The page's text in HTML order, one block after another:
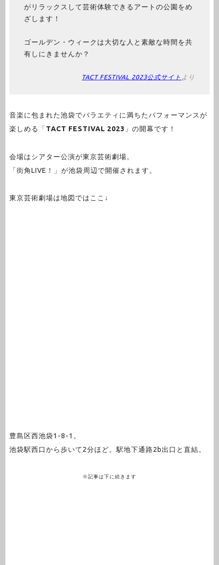
がリラックスして芸術体験できるアートの公園をめ
ざします！
ゴールデン・ウィークは大切な人と素敵な時間を共
有しにきませんか？
TACT FESTIVAL 2023公式サイト より
音楽に包まれた池袋でバラエティに満ちたパフォーマンスが
楽しめる「 TACT FESTIVAL 2023 」の開幕です！
会場はシアター公演が東京芸術劇場。
「街角LIVE！」が池袋周辺で開催されます。
東京芸術劇場は地図ではここ↓
豊島区西池袋1-8-1。
池袋駅西口から歩いて2分ほど。駅地下通路2b出口と直結。
※記事は下に続きます